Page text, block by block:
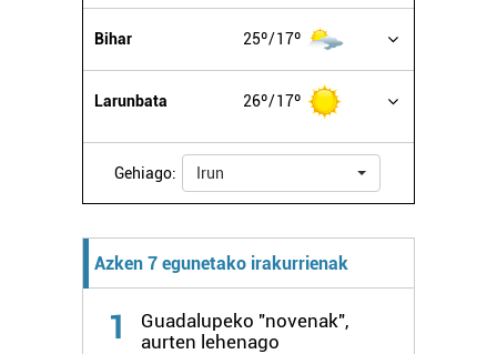
Bihar 25º 17º
Larunbata 26º 17º
Gehiago: Irun
Azken 7 egunetako irakurrienak
1
Guadalupeko "novenak",
aurten lehenago